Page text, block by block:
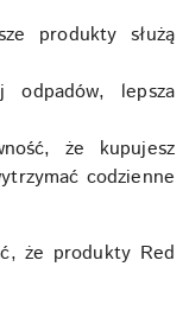
produkty służą
odpadów, lepsza
że kupujesz
codzienne
że produkty Red